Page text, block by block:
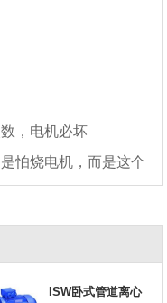
，电机必坏
怕烧电机，而是这个
ISW卧式管道离心